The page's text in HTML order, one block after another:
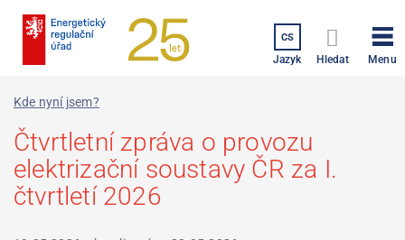
CS
Jazyk Hledat Menu
Kde nyní jsem?
Čtvrtletní zpráva o provozu
elektrizační soustavy ČR za I.
čtvrtletí 2026